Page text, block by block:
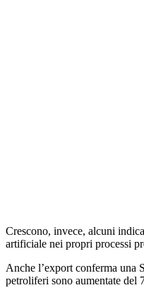
Crescono, invece, alcuni
artificiale nei propri processi
Anche l’export conferma una
petroliferi sono aumentate del